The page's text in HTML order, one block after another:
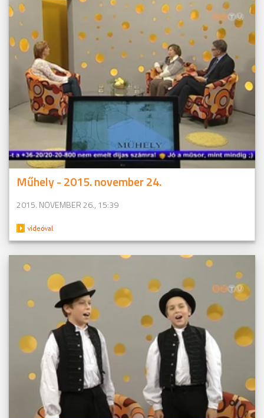
Műhely - 2015. november 24.
2015. NOVEMBER 26., 15:39